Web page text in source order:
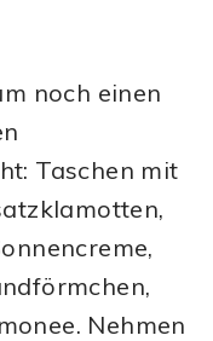
noch einen
Taschen mit
Nehmen